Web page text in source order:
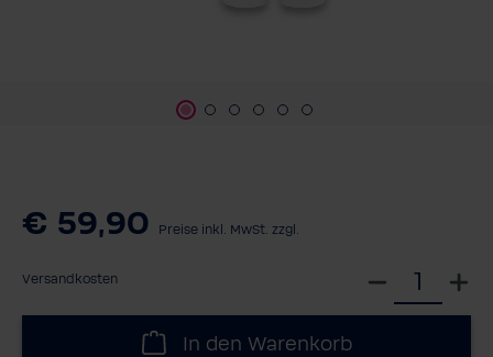
€ 59,90 Preise inkl. MwSt. zzgl.
Versandkosten
W
In den Warenkorb